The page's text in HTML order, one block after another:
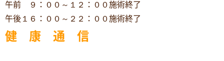
午前 ９：００～１２：００施術終了
午後１６：００～２２：００施術終了
健 康 通 信